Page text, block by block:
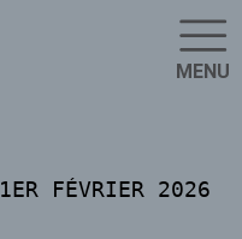
MENU
1ER FÉVRIER 2026